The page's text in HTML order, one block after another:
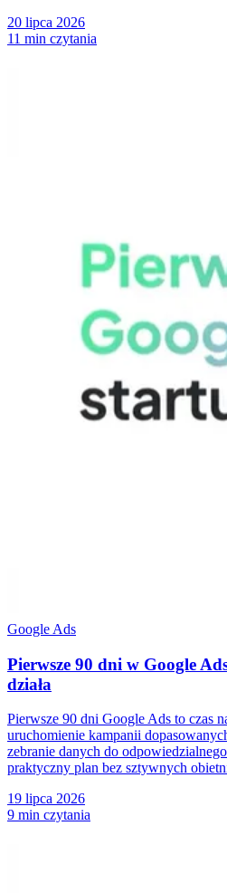
20 lipca 2026
11 min czytania
Google Ads
Pierwsze 90 dni w Google
działa
Pierwsze 90 dni Google Ads to czas
uruchomienie kampanii
zebranie danych do
praktyczny plan bez sztywnych
19 lipca 2026
9 min czytania